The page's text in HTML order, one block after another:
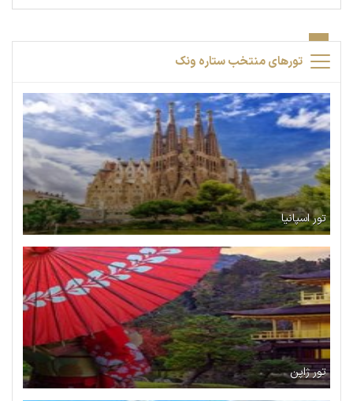
تورهای منتخب ستاره ونک
تور اسپانیا
تور ژاپن